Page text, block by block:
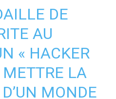
DE
AU
« HACKER
METTRE LA
MONDE